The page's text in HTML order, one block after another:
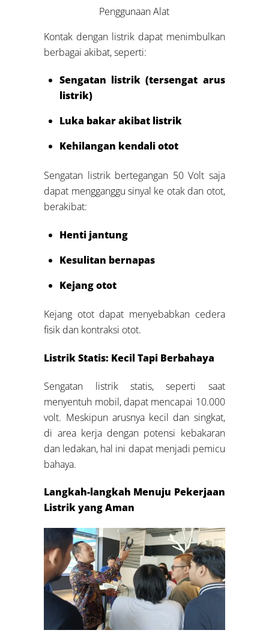
Penggunaan Alat
Kontak dengan listrik dapat menimbulkan
berbagai akibat, seperti:
Sengatan listrik (tersengat arus
listrik)
Luka bakar akibat listrik
Kehilangan kendali otot
Sengatan listrik bertegangan 50 Volt saja
dapat mengganggu sinyal ke otak dan otot,
berakibat:
Henti jantung
Kesulitan bernapas
Kejang otot
Kejang otot dapat menyebabkan cedera
fisik dan kontraksi otot.
Listrik Statis: Kecil Tapi Berbahaya
Sengatan listrik statis, seperti saat
menyentuh mobil, dapat mencapai 10.000
volt. Meskipun arusnya kecil dan singkat,
di area kerja dengan potensi kebakaran
dan ledakan, hal ini dapat menjadi pemicu
bahaya.
Langkah-langkah Menuju Pekerjaan
Listrik yang Aman